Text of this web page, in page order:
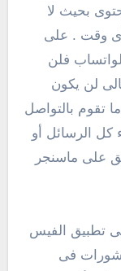
بحيث لا
أى وقت . على
فلن
لن يكون
تقوم بالتواصل
كل الرسائل أو
على ماسنجر
تطبيق الفيس
فى